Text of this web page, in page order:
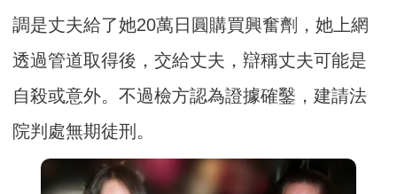
調是丈夫給了她20萬日圓購買興奮劑，她上網
透過管道取得後，交給丈夫，辯稱丈夫可能是
自殺或意外。不過檢方認為證據確鑿，建請法
院判處無期徒刑。